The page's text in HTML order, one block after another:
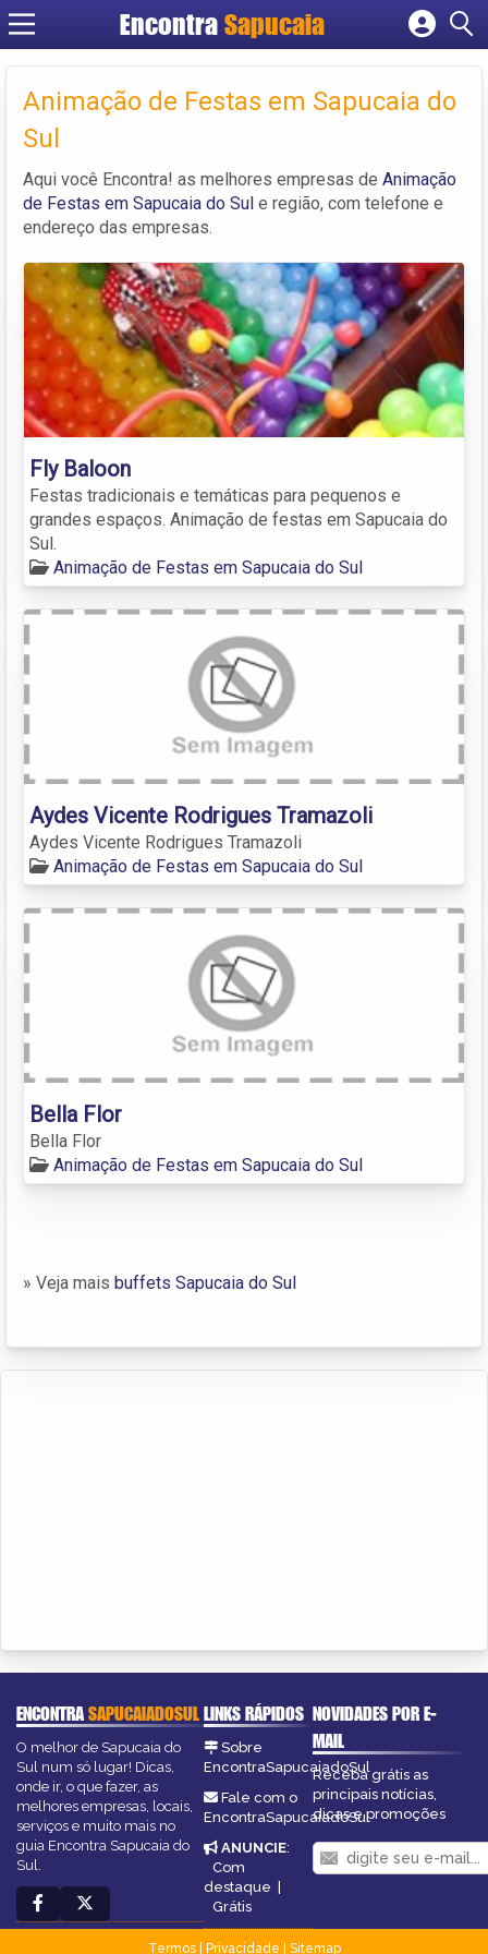
Encontra
Cadastrar empresa
Criar conta
Animação de Festas em Sapucaia do
Sul
Aqui você Encontra! as melhores empresas de Animação
de Festas em Sapucaia do Sul e região, com telefone e
endereço das empresas.
Fly Baloon
Festas tradicionais e temáticas para pequenos e
grandes espaços. Animação de festas em Sapucaia do
Sul.
Animação de Festas em Sapucaia do Sul
Aydes Vicente Rodrigues Tramazoli
Aydes Vicente Rodrigues Tramazoli
Animação de Festas em Sapucaia do Sul
Bella Flor
Bella Flor
Animação de Festas em Sapucaia do Sul
» Veja mais buffets Sapucaia do Sul
ENCONTRASAPUCAIADOSUL
O melhor de Sapucaia do
Sul num só lugar! Dicas,
onde ir, o que fazer, as
melhores empresas, locais,
serviços e muito mais no
guia Encontra Sapucaia do
Sul.
LINKS RÁPIDOS
Sobre
EncontraSapucaiadoSul
Fale com o
EncontraSapucaiadoSul
ANUNCIE:
Com
destaque |
Grátis
NOVIDADES POR E-
MAIL
Receba grátis as
principais notícias,
dicas e promoções
Termos| Privacidade
Sitemap